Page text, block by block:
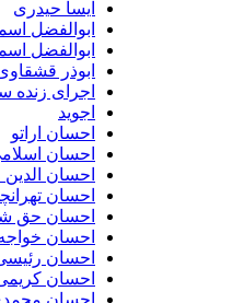
آیسا حیدری
ابوالفضل
ابوالفضل
ابوذر قشقاوی
اجرای زنده
اجوید
احسان اراتو
احسان اسلامی
احسان الدین معین
احسان تهرانچی
احسان حق شناس
احسان خواجه
احسان رئیسی
احسان کریمی